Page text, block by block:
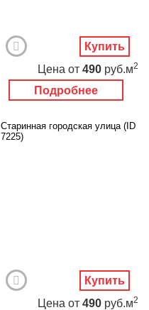
Подробнее
Цена от 490 руб.м2
Купить
Старинная городская улица (ID
7225)
Цена от 490 руб.м2
Купить